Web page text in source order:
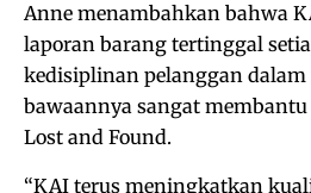
Anne menambahkan bahwa
laporan barang tertinggal
kedisiplinan pelanggan dalam
bawaannya sangat
Lost and Found.
“KAI terus meningkatkan